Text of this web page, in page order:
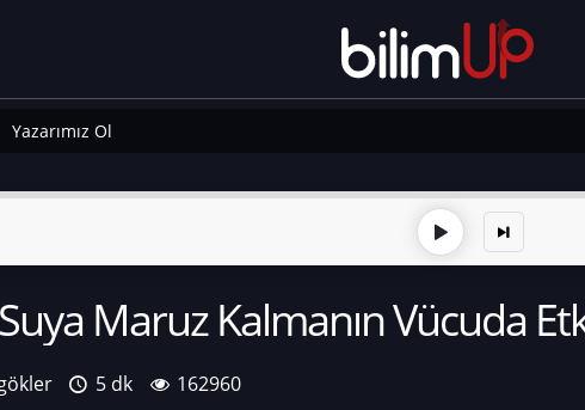
Yazarımız Ol
Maruz Kalmanın Vücuda
5 dk 162960